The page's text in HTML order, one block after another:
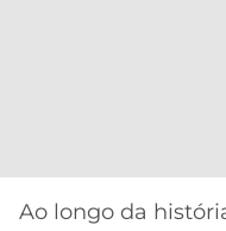
MG
Ao longo da